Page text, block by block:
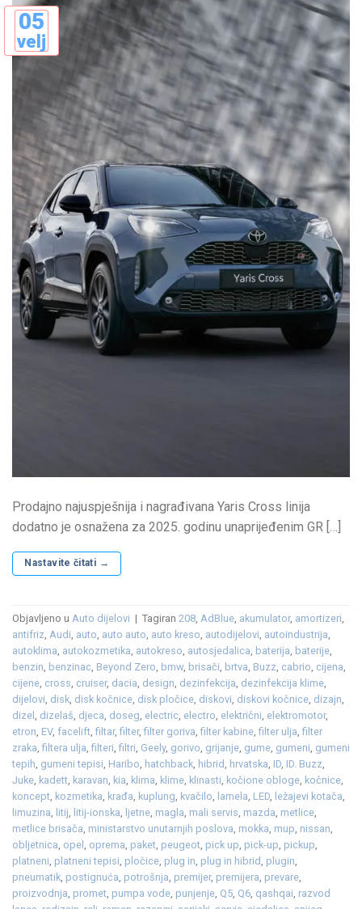
05
velj
Prodajno najuspješnija i nagrađivana Yaris Cross linija
dodatno je osnažena za 2025. godinu unaprijeđenim GR […]
Nastavite čitati →
Objavljeno u Auto dijelovi | Tagiran 208, AdBlue, akumulator, amortizeri,
antifriz, Audi, auto, auto auto, auto kreso, autodijelovi, autoindustrija,
autoklima, autokozmetika, autokreso, autosjedalica, baterija, baterije,
benzin, benzinac, Beyond Zero, bmw, brisači, brtva, Buzz, cabrio, cijena,
cijene, cross, cruiser, dacia, design, dezinfekcija, dezinfekcija klime,
dijelovi, disk, disk kočnice, disk pločice, diskovi, diskovi kočnice, dizajn,
dizel , dizelaš, djeca, doseg, electric, electro, električni, elektromotor,
etron, EV, facelift,filtar,filter,filter goriva,filter kabine,filter ulja,filter
zraka,filtera ulja,filteri,filtri, Geely, gorivo, grijanje, gume, gumeni, gumeni
tepih, gumeni tepisi, Haribo, hatchback, hibrid, hrvatska, ID, ID. Buzz,
Juke, kadett, karavan, kia, klima, klime, klinasti, kočione obloge, kočnice,
koncept, kozmetika, krađa, kuplung, kvačilo, lamela, LED, ležajevi kotača,
limuzina, litij, litij-ionska, ljetne, magla, mali servis, mazda, metlice,
metlice brisača, ministarstvo unutarnjih poslova, mokka, mup, nissan,
obljetnica, opel , oprema, paket, peugeot, pick up, pick-up, pickup,
platneni, platneni tepisi, pločice, plug in, plug in hibrid, plugin,
pneumatik, postignuća, potrošnja, premijer, premijera, prevare,
proizvodnja, promet, pumpa vode, punjenje, Q5, Q6, qashqai, razvod